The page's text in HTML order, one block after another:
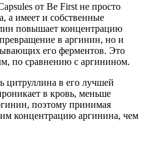
от Be First не просто
а имеет и собственные
повышает концентрацию
превращение в аргинин, но и
его ферментов. Это
по сравнению с аргинином.
цитруллина в его лучшей
в кровь, меньше
поэтому принимая
концентрацию аргинина, чем